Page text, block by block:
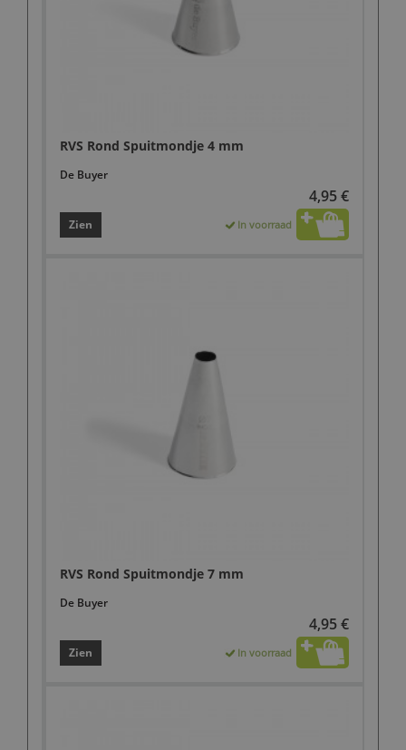
RVS Rond Spuitmondje 4 mm
De Buyer
4,95 €
Zien In voorraad
RVS Rond Spuitmondje 7 mm
De Buyer
4,95 €
Zien In voorraad